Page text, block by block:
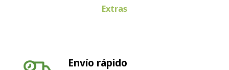
Extras
Envío rápido